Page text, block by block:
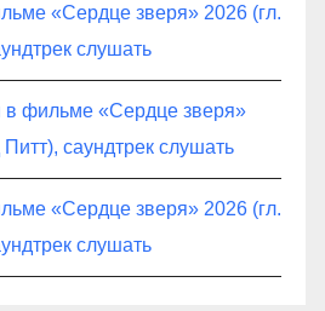
«Сердце зверя» 2026 (гл.
слушать
в фильме «Сердце зверя»
саундтрек слушать
«Сердце зверя» 2026 (гл.
слушать